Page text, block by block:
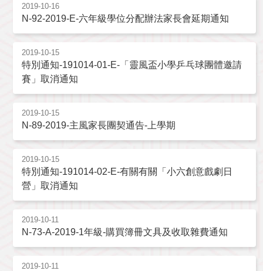
2019-10-16
N-92-2019-E-六年級學位分配辦法家長會延期通知
2019-10-15
特別通知-191014-01-E-「靈風盃小學乒乓球團體邀請
賽」取消通知
2019-10-15
N-89-2019-主風家長團契通告-上學期
2019-10-15
特別通知-191014-02-E-有關有關「小六創意戲劇日
營」取消通知
2019-10-11
N-73-A-2019-1年級-購買簿冊文具及收取雜費通知
2019-10-11